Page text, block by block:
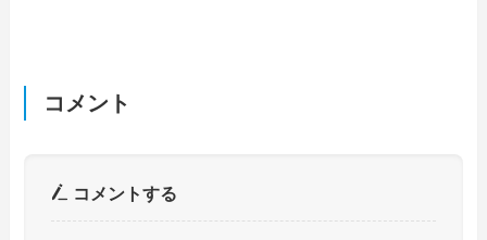
コメント
コメントする